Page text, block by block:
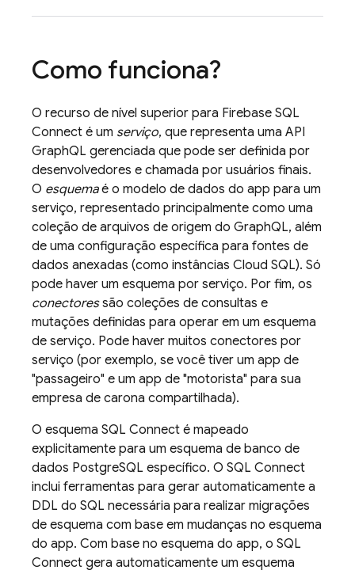
Como funciona?
O recurso de nível superior para Firebase SQL
Connect é um serviço, que representa uma API
GraphQL gerenciada que pode ser definida por
desenvolvedores e chamada por usuários finais.
O esquemaé o modelo de dados do app para um
serviço, representado principalmente como uma
coleção de arquivos de origem do GraphQL, além
de uma configuração específica para fontes de
dados anexadas (como instâncias Cloud SQL). Só
pode haver um esquema por serviço. Por fim, os
conectoressão coleções de consultas e
mutações definidas para operar em um esquema
de serviço. Pode haver muitos conectores por
serviço (por exemplo, se você tiver um app de
"passageiro" e um app de "motorista" para sua
empresa de carona compartilhada).
O esquema SQL Connect é mapeado
explicitamente para um esquema de banco de
dados PostgreSQL específico. O SQL Connect
inclui ferramentas para gerar automaticamente a
DDL do SQL necessária para realizar migrações
de esquema com base em mudanças no esquema
do app. Com base no esquema do app, o SQL
Connect gera automaticamente um esquema